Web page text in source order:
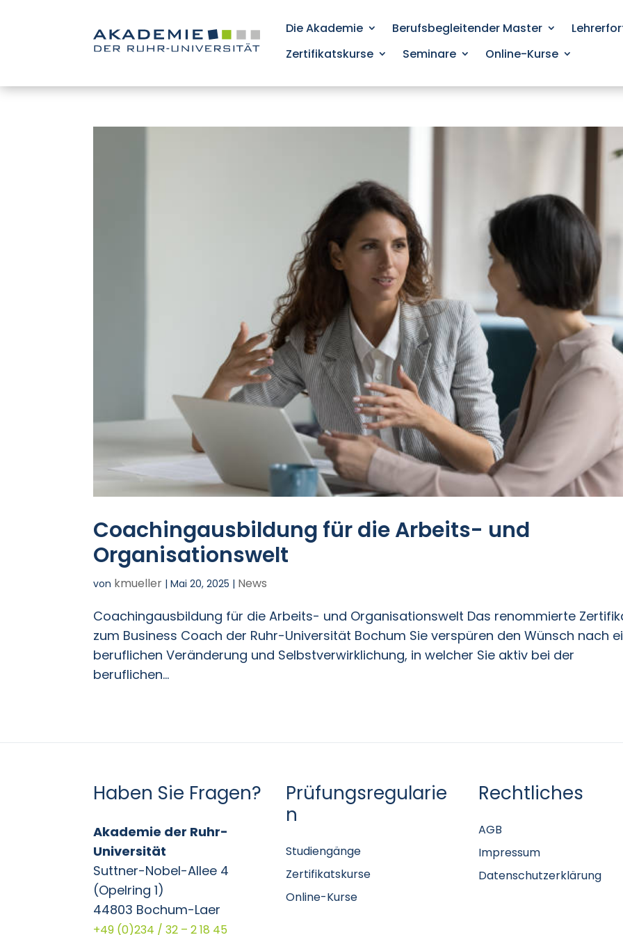
Die Akademie Berufsbegleitender Master
Zertifikatskurse
Seminare Online-Kurse
Coachingausbildung für die Arbeits- und
Organisationswelt
von kmueller |Mai 20, 2025 | News
Coachingausbildung für die Arbeits- und Organisationswelt Das renommierte
zum Business Coach der Ruhr-Universität Bochum Sie verspüren den Wünsch nach
beruflichen Veränderung und Selbstverwirklichung, in welcher Sie aktiv bei der
beruflichen...
Haben Sie Fragen?
Akademie der Ruhr-
Universität
Suttner-Nobel-Allee 4
(Opelring 1)
44803 Bochum-Laer
+49 (0)234 / 32 – 2 18 45
Prüfungsregularie
n
Studiengänge
Zertifikatskurse
Online-Kurse
Rechtliches
AGB
Impressum
Datenschutzerklärung